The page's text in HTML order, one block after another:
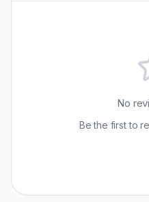
No
Be the first to